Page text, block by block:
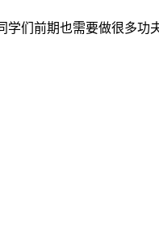
们前期也需要做很多功